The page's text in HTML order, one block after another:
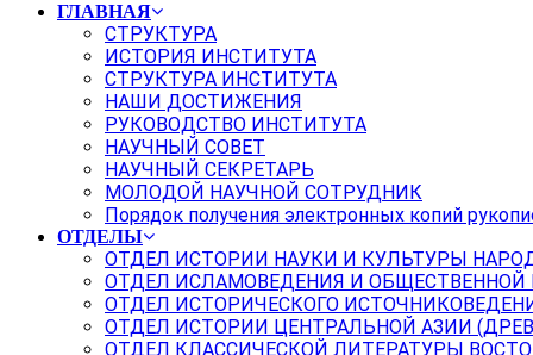
ГЛАВНАЯ
СТРУКТУРА
ИСТОРИЯ ИНСТИТУТА
СТРУКТУРА ИНСТИТУТА
НАШИ ДОСТИЖЕНИЯ
РУКОВОДСТВО ИНСТИТУТА
НАУЧНЫЙ СОВЕТ
НАУЧНЫЙ СЕКРЕТАРЬ
МОЛОДОЙ НАУЧНОЙ СОТРУДНИК
Порядок получения электронных копий
ОТДЕЛЫ
ОТДЕЛ ИСТОРИИ НАУКИ И КУЛЬТУРЫ
ОТДЕЛ ИСЛАМОВЕДЕНИЯ И
ОТДЕЛ ИСТОРИЧЕСКОГО
ОТДЕЛ ИСТОРИИ ЦЕНТРАЛЬНОЙ АЗИИ
ОТДЕЛ КЛАССИЧЕСКОЙ ЛИТЕРАТУРЫ